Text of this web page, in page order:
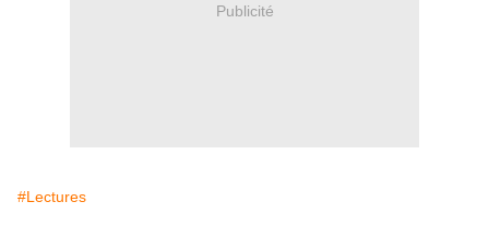
Publicité
#Lectures